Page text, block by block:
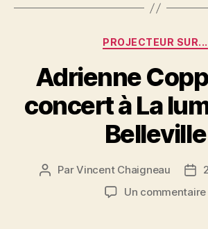
Catégories
PROJECTEUR SUR...
Adrienne
concert à La
Belleville
Auteur
ParVincent Chaigneau
de
Un commentaire